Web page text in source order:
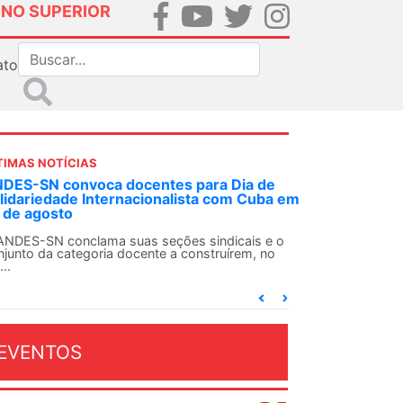
SUPERIOR
NOTÍCIAS
decisão inédita, Justiça Federal condena
agente da ditadura por estupro
uma decisão considerada histórica, a 2ª Vara
Criminal do Rio de Janeiro condenou o...
2026